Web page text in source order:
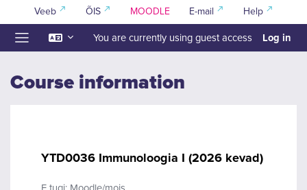
Skip to main content
Veeb ÕIS MOODLE E-mail Help
Side panel
You are currently using guest access Log in
Course information
YTD0036 Immunoloogia I (2026 kevad)